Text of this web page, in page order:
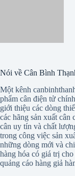
Nói về Cân Bình
Một kênh
phẩm cân điện tử
giới thiệu các dòng
các hãng sản xuất
cân uy tín và chất
trong công việc sản
những dòng mới và
hàng hóa có giá trị
quảng cáo hàng giả